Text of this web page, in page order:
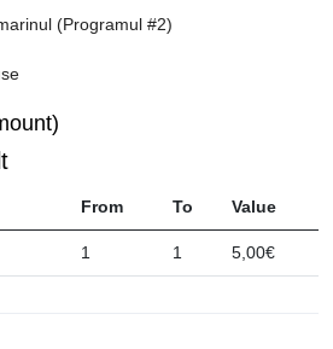
(Programul #2)
From To Value
1 1 5,00€